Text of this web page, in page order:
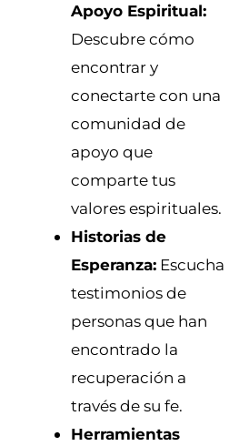
Apoyo Espiritual:
Descubre cómo
encontrar y
conectarte con una
comunidad de
apoyo que
comparte tus
valores espirituales.
Historias de
Esperanza: Escucha
testimonios de
personas que han
encontrado la
recuperación a
través de su fe.
Herramientas